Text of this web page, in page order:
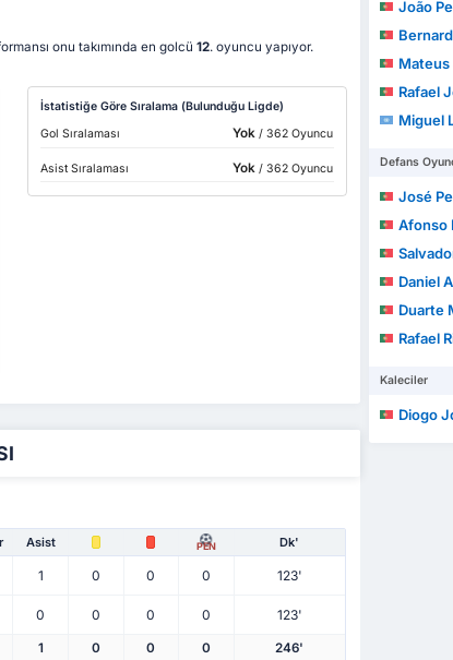
onu takımında en golcü 12. oyuncu yapıyor.
İstatistiğe Göre Sıralama (Bulunduğu Ligde)
Gol Sıralaması
Yok / 362 Oyuncu
Asist Sıralaması Yok / 362 Oyuncu
Asist PEN Dk'
1 0 0 0 123'
0 0 0 0 123'
1 0 0 0 246'
João
Rafael
Miguel
Defans
José
Afonso
Daniel
Duarte
Rafael
Kaleciler
Diogo José